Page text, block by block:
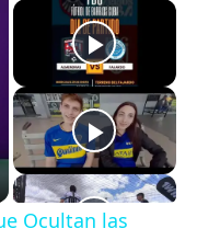
Ocultan las